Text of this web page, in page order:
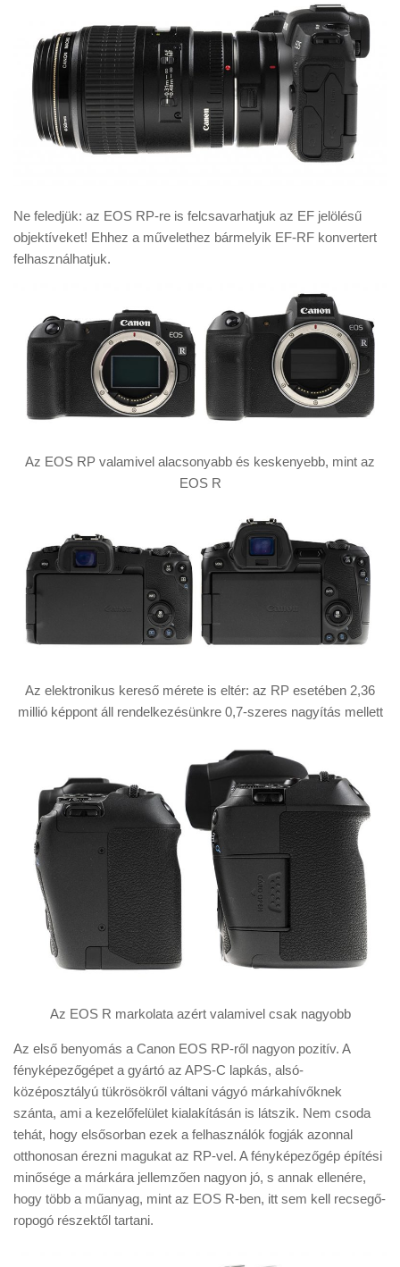
Ne feledjük: az EOS RP-re is felcsavarhatjuk az EF jelölésű
objektíveket! Ehhez a művelethez bármelyik EF-RF konvertert
felhasználhatjuk.
Az EOS RP valamivel alacsonyabb és keskenyebb, mint az
EOS R
Az elektronikus kereső mérete is eltér: az RP esetében 2,36
millió képpont áll rendelkezésünkre 0,7-szeres nagyítás mellett
Az EOS R markolata azért valamivel csak nagyobb
Az első benyomás a Canon EOS RP-ről nagyon pozitív. A
fényképezőgépet a gyártó az APS-C lapkás, alsó-
középosztályú tükrösökről váltani vágyó márkahívőknek
szánta, ami a kezelőfelület kialakításán is látszik. Nem csoda
tehát, hogy elsősorban ezek a felhasználók fogják azonnal
otthonosan érezni magukat az RP-vel. A fényképezőgép építési
minősége a márkára jellemzően nagyon jó, s annak ellenére,
hogy több a műanyag, mint az EOS R-ben, itt sem kell recsegő-
ropogó részektől tartani.